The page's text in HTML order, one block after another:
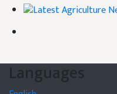
Languages